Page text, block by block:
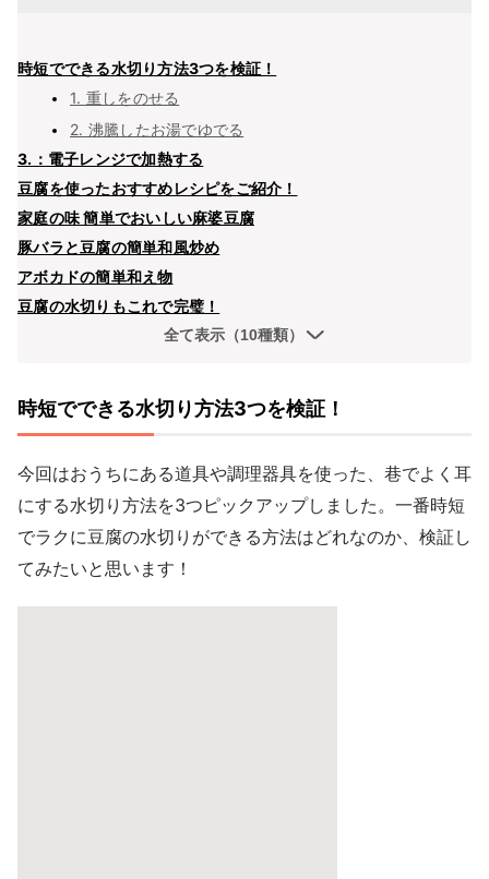
時短でできる水切り方法3つを検証！
1. 重しをのせる
2. 沸騰したお湯でゆでる
3.：電子レンジで加熱する
豆腐を使ったおすすめレシピをご紹介！
家庭の味 簡単でおいしい麻婆豆腐
豚バラと豆腐の簡単和風炒め
アボカドの簡単和え物
豆腐の水切りもこれで完璧！
全て表示（10種類）
時短でできる水切り方法3つを検証！
今回はおうちにある道具や調理器具を使った、巷でよく耳
にする水切り方法を3つピックアップしました。一番時短
でラクに豆腐の水切りができる方法はどれなのか、検証し
てみたいと思います！